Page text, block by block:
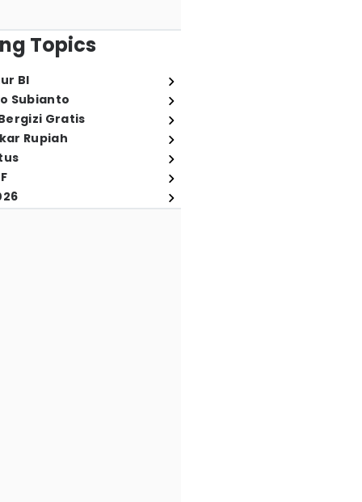
Topics
BI
Subianto
Gratis
Rupiah